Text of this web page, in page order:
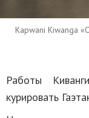
Kapwani Kiwanga
Работы
курировать